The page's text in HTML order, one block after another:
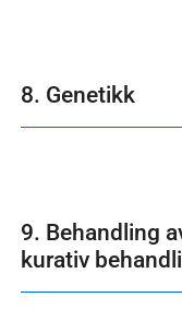
8. Genetikk
9. Behandling
kurativ